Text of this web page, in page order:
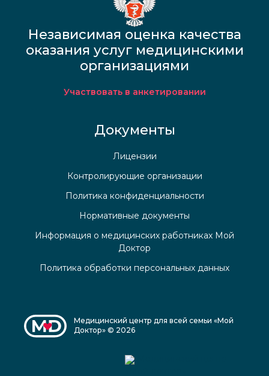
Независимая оценка качества
оказания услуг медицинскими
организациями
Участвовать в анкетировании
Документы
Лицензии
Контролирующие организации
Политика конфиденциальности
Нормативные документы
Информация о медицинских работниках Мой
Доктор
Политика обработки персональных данных
Медицинский центр для всей семьи «Мой
Доктор» © 2026